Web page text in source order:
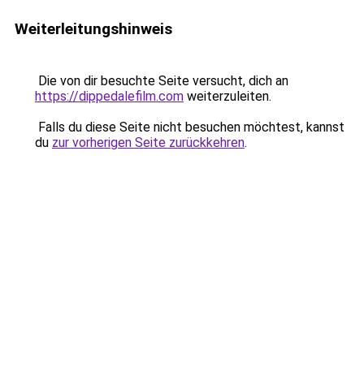
Weiterleitungshinweis
Die von dir besuchte Seite versucht, dich an
https://dippedalefilm.com weiterzuleiten.
Falls du diese Seite nicht besuchen möchtest, kannst
du zur vorherigen Seite zurückkehren.